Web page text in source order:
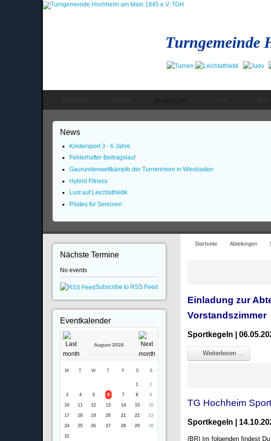
Turngemeinde
Abteilungen
News
Kindersport 3 - 6 Jahre
Fehlerhafter Beitragslauf
Gaurundenwettkämpfe der Turnerinnen in Wiesbaden
Hybrid Fitness
Lust auf Leichtathletik
Pilates für Senioren
Startseite Abteilungen
Einladung zur
Vorstandszimmer
Sportkegeln |
Weiterlesen ...
TG Hochheim
Sportkegeln |
(BR) Im folgenden findest
Nächste Termine
No events
Subscribe to RSS Feed
Eventkalender
August 2026
M T W T F S S
1 2
3 4 5 6 7 8 9
10 11 12 13 14 15 16
17 18 19 20 21 22 23
24 25 26 27 28 29 30
31